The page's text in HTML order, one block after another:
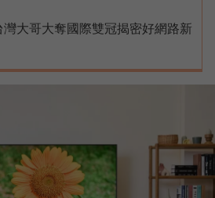
大哥大奪國際雙冠揭密好網路新